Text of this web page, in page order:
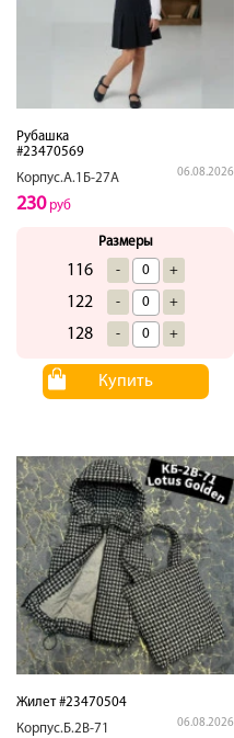
Рубашка
#23470569
Корпус.А.1Б-27А
06.08.2026
230руб
Размеры
116 - +
122 - +
128 - +
Купить
Жилет #23470504
Корпус.Б.2В-71
06.08.2026